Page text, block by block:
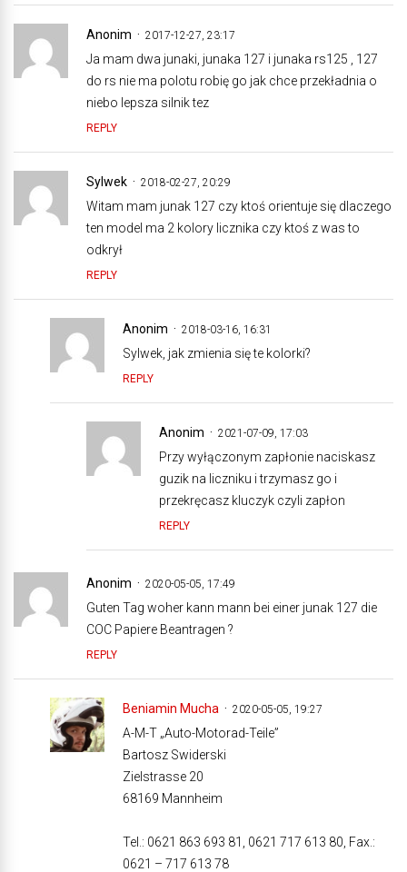
Anonim 2017-12-27, 23:17
Ja mam dwa junaki, junaka 127 i junaka rs125 , 127
do rs nie ma polotu robię go jak chce przekładnia o
niebo lepsza silnik tez
REPLY
Sylwek 2018-02-27, 20:29
Witam mam junak 127 czy ktoś orientuje się dlaczego
ten model ma 2 kolory licznika czy ktoś z was to
odkrył
REPLY
Anonim 2018-03-16, 16:31
Sylwek, jak zmienia się te kolorki?
REPLY
Anonim 2021-07-09, 17:03
Przy wyłączonym zapłonie naciskasz
guzik na liczniku i trzymasz go i
przekręcasz kluczyk czyli zapłon
REPLY
Anonim 2020-05-05, 17:49
Guten Tag woher kann mann bei einer junak 127 die
COC Papiere Beantragen ?
REPLY
Beniamin Mucha 2020-05-05, 19:27
A-M-T „Auto-Motorad-Teile”
Bartosz Swiderski
Zielstrasse 20
68169 Mannheim
Tel.: 0621 863 693 81, 0621 717 613 80, Fax.:
0621 – 717 613 78